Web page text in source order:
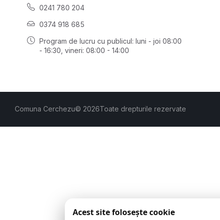
0241 780 204
0374 918 685
Program de lucru cu publicul: luni - joi 08:00
- 16:30 , vineri: 08:00 - 14:00
Comuna Cerchezu© 2026Toate drepturile rezervate
Acest site folosește cookie